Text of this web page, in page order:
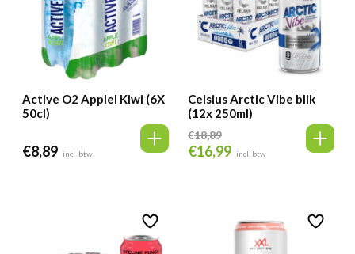
Active O2 Applel Kiwi (6X
50cl)
€8,89 incl. btw
Celsius Arctic Vibe blik
(12x 250ml)
€18,89
Oorspronkelijke
€16,99 Huidige
incl. btw